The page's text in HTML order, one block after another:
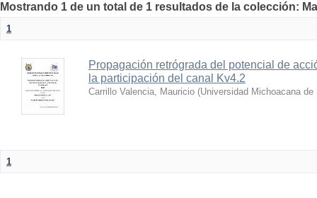
Mostrando 1 de un total de 1 resultados de la colección:
1
Propagación retrógrada del potencial de
la participación del canal Kv4.2
Carrillo Valencia, Mauricio (Universidad Michoacana
1